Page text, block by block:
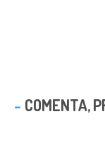
COMENTA,